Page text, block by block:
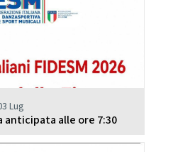
Lug
anticipata alle ore 7:30